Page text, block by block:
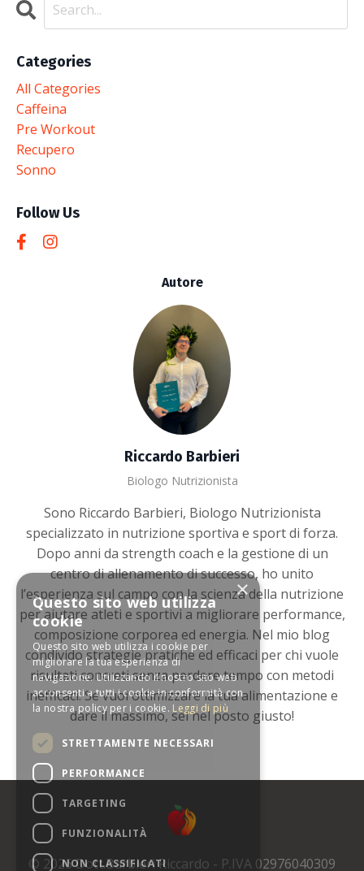
Categories
All Categories
Caffeina
Pre Workout
Recupero
Sonno
Follow Us
Autore
Riccardo Barbieri
Biologo Nutrizionista
Sono Riccardo Barbieri, Biologo Nutrizionista
specializzato in nutrizione sportiva e sport di forza.
Dopo anni da strength coach e la gestione di un
centro di allenamento di successo, ho unito
l’esperienza sul campo con la scienza della nutrizione
per aiutare atleti e sportivi a migliorare performance,
composizione corporea ed energia. Nel mio blog
condivido strategie pratiche ed efficaci per chi vuole
risultati concreti senza perdere tempo con metodi
inefficaci. Se vuoi ottimizzare la tua alimentazione e
dare il massimo, sei nel posto giusto!
© 2026 Dott.Barbieri Riccardo - P.IVA 02976040309